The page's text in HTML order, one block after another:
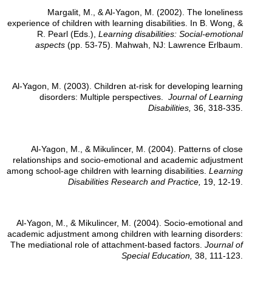
Margalit, M., & Al-Yagon, M. (2002). The loneliness
experience of children with learning disabilities. In B. Wong, &
R. Pearl (Eds.), Learning disabilities: Social-emotional
aspects (pp. 53-75). Mahwah, NJ: Lawrence Erlbaum.
Al-Yagon, M. (2003). Children at-risk for developing learning
disorders: Multiple perspectives. Journal of Learning
Disabilities, 36, 318-335.
Al-Yagon, M., & Mikulincer, M. (2004). Patterns of close
relationships and socio-emotional and academic adjustment
among school-age children with learning disabilities. Learning
Disabilities Research and Practice, 19, 12-19.
Al-Yagon, M., & Mikulincer, M. (2004). Socio-emotional and
academic adjustment among children with learning disorders:
The mediational role of attachment-based factors. Journal of
Special Education, 38, 111-123.